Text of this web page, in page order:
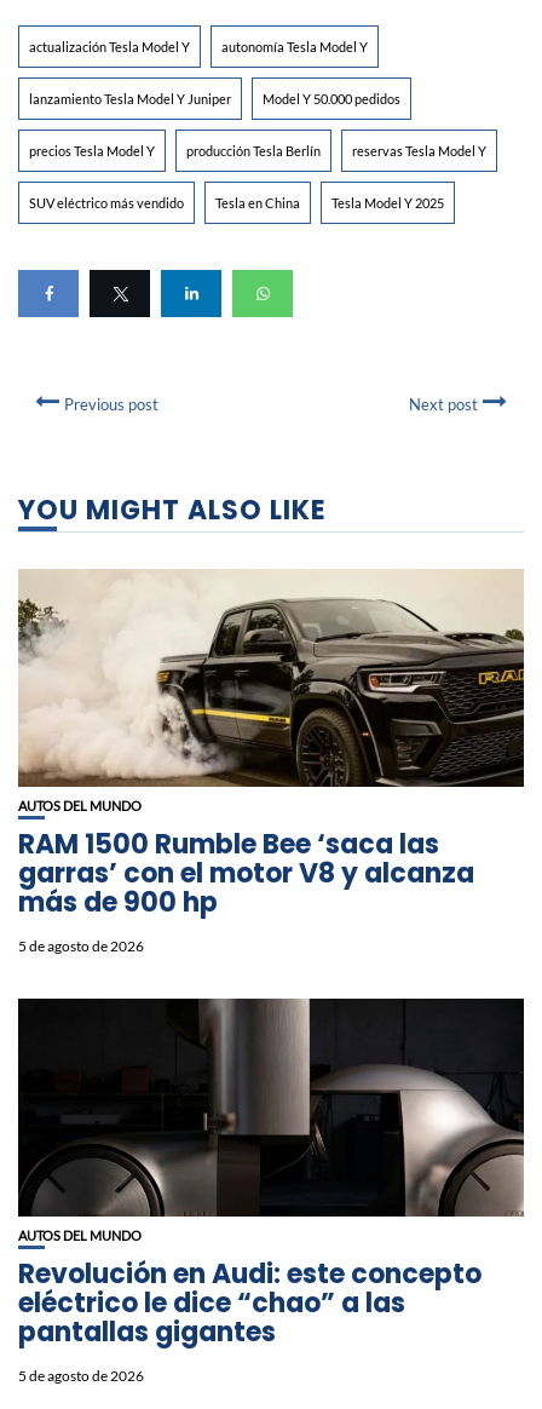
actualización Tesla Model Y autonomía Tesla Model Y
lanzamiento Tesla Model Y Juniper Model Y 50.000 pedidos
precios Tesla Model Y producción Tesla Berlín reservas Tesla Model Y
SUV eléctrico más vendido Tesla en China Tesla Model Y 2025
Previous post Next post
YOU MIGHT ALSO LIKE
AUTOS DEL MUNDO
RAM 1500 Rumble Bee ‘saca las
garras’ con el motor V8 y alcanza
más de 900 hp
5 de agosto de 2026
AUTOS DEL MUNDO
Revolución en Audi: este concepto
eléctrico le dice “chao” a las
pantallas gigantes
5 de agosto de 2026